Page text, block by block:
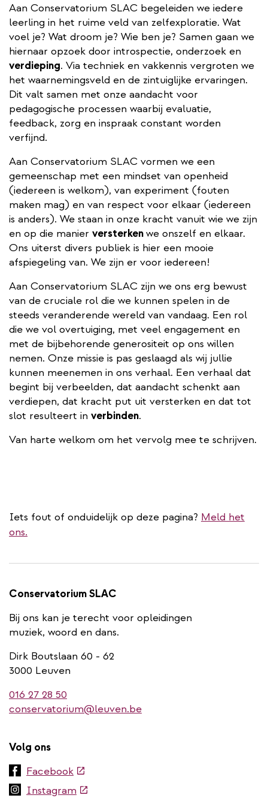
Aan Conservatorium SLAC begeleiden we iedere
leerling in het ruime veld van zelfexploratie. Wat
voel je? Wat droom je? Wie ben je? Samen gaan we
hiernaar opzoek door introspectie, onderzoek en
verdieping. Via techniek en vakkennis vergroten we
het waarnemingsveld en de zintuiglijke ervaringen.
Dit valt samen met onze aandacht voor
pedagogische processen waarbij evaluatie,
feedback, zorg en inspraak constant worden
verfijnd.
Aan Conservatorium SLAC vormen we een
gemeenschap met een mindset van openheid
(iedereen is welkom), van experiment (fouten
maken mag) en van respect voor elkaar (iedereen
is anders). We staan in onze kracht vanuit wie we zijn
en op die manier versterkenwe onszelf en elkaar.
Ons uiterst divers publiek is hier een mooie
afspiegeling van. We zijn er voor iedereen!
Aan Conservatorium SLAC zijn we ons erg bewust
van de cruciale rol die we kunnen spelen in de
steeds veranderende wereld van vandaag. Een rol
die we vol overtuiging, met veel engagement en
met de bijbehorende generositeit op ons willen
nemen. Onze missie is pas geslaagd als wij jullie
kunnen meenemen in ons verhaal. Een verhaal dat
begint bij verbeelden, dat aandacht schenkt aan
verdiepen, dat kracht put uit versterken en dat tot
slot resulteert in verbinden.
Van harte welkom om het vervolg mee te schrijven.
Iets fout of onduidelijk op deze pagina? Meld het
ons.
Conservatorium SLAC
Bij ons kan je terecht voor opleidingen
muziek, woord en dans.
Dirk Boutslaan 60 - 62
3000 Leuven
016 27 28 50
conservatorium@leuven.be
Volg ons
Facebook(externe
link)
Instagram (externe